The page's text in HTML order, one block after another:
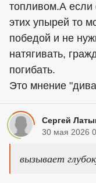
топливом.А
этих упырей то
победой и не
натягивать,
погибать.
Это мнение
Сергей
30 мая 2026
вызывает